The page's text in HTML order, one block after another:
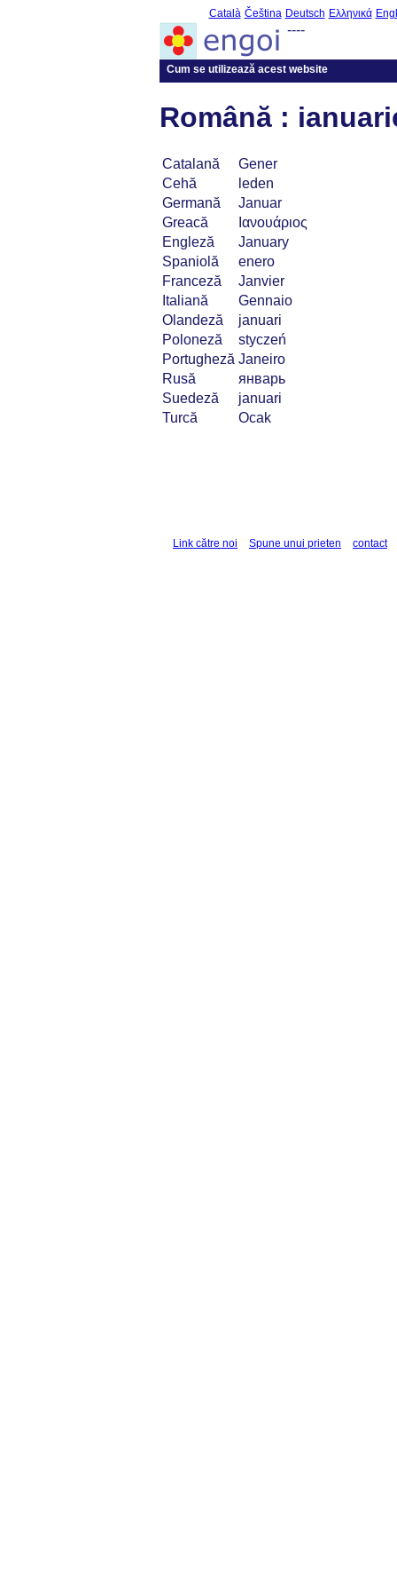
Català Čeština Deutsch Ελληνικά
----
Cum se utilizează acest website
Română :
Catalană
Gener
Cehă
leden
Germană
Januar
Greacă
Ιανουάριος
Engleză
January
Spaniolă
enero
Franceză
Janvier
Italiană
Gennaio
Olandeză
januari
Poloneză
styczeń
Portugheză Janeiro
Rusă
январь
Suedeză
januari
Turcă
Ocak
Link către noi Spune unui prieten contact